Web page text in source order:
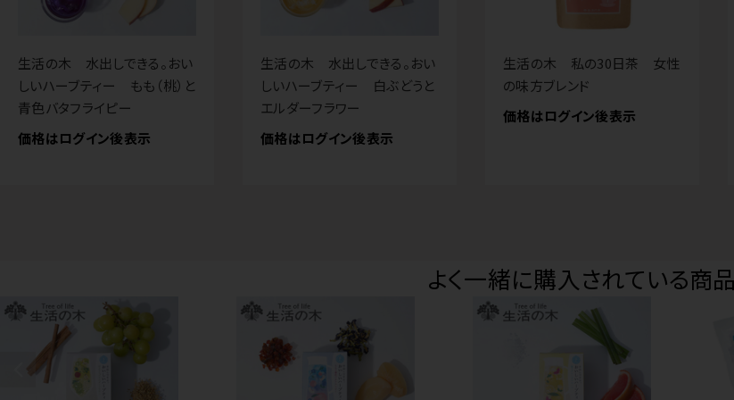
生活の木 水出しできる。おい
しいハーブティー もも（桃）と
青色バタフライピー
価格はログイン後表示
生活の木 水出しできる。おい
しいハーブティー 白ぶどうと
エルダーフラワー
価格はログイン後表示
生活の木 私の30日茶 女性
の味方ブレンド
価格はログイン後表示
よく一緒に購入されている商品